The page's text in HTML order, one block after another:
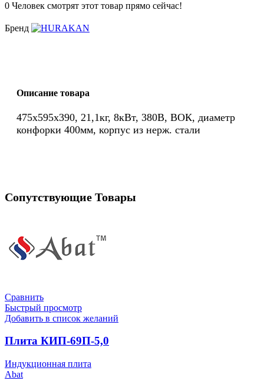
0 Человек смотрят этот товар прямо сейчас!
Бренд
Описание товара
475x595x390, 21,1кг, 8кВт, 380В, ВОК, диаметр
конфорки 400мм, корпус из нерж. стали
Сопутствующие Товары
Сравнить
Быстрый просмотр
Добавить в список желаний
Плита КИП-69П-5,0
Индукционная плита
Abat